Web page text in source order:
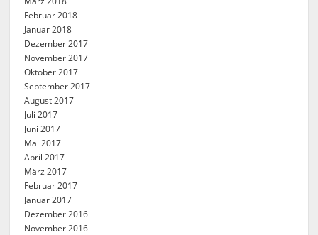
Februar 2018
Januar 2018
Dezember 2017
November 2017
Oktober 2017
September 2017
August 2017
Juli 2017
Juni 2017
Mai 2017
April 2017
März 2017
Februar 2017
Januar 2017
Dezember 2016
November 2016